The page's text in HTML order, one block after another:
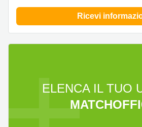
Ricevi
ELENCA IL TUO